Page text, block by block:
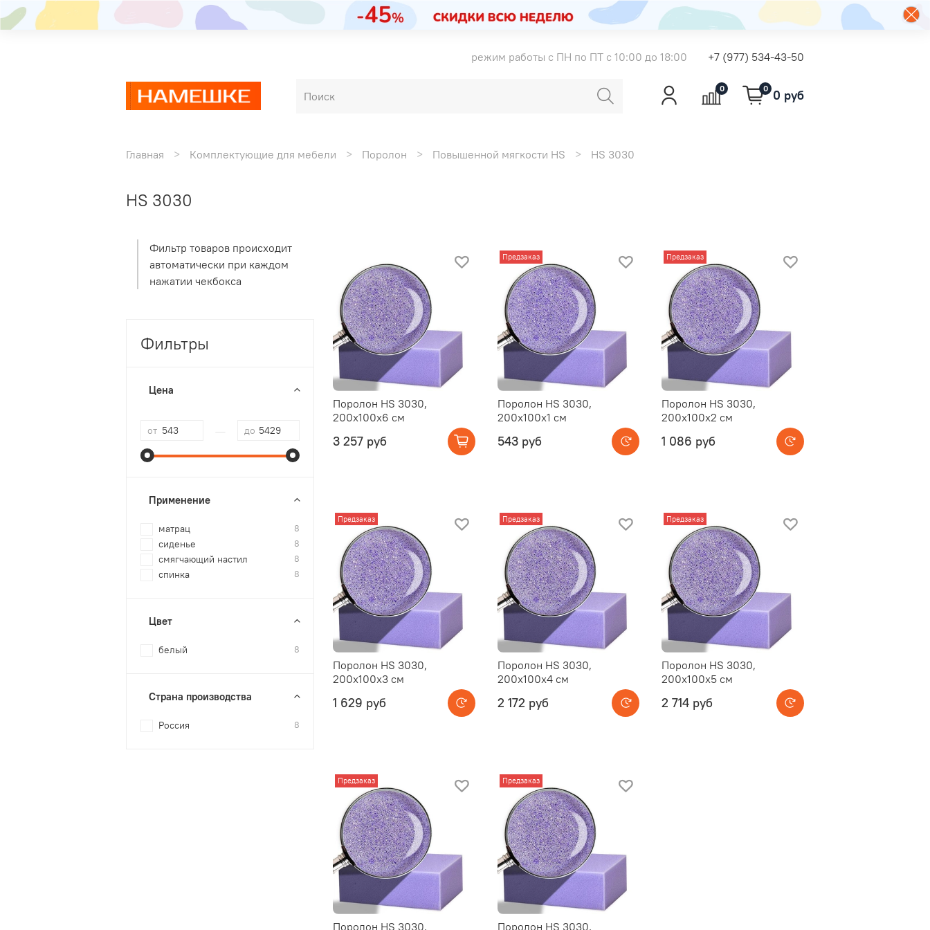
режим работы с ПН по ПТ с 10:00 до 18:00 +7 (977) 534-43-50
0 0 0 руб
Главная Комплектующие для мебели Поролон Повышенной мягкости HS HS 3030
HS 3030
Поролон HS 3030,
200x100x6 см
3 257 руб
Предзаказ
Поролон HS 3030,
200x100x1 см
543 руб
Предзаказ
Поролон HS 3030,
200x100x2 см
1 086 руб
Предзаказ
Поролон HS 3030,
200x100x3 см
1 629 руб
Предзаказ
Поролон HS 3030,
200x100x4 см
2 172 руб
Предзаказ
Поролон HS 3030,
200x100x5 см
2 714 руб
Предзаказ
Поролон HS 3030,
Предзаказ
Поролон HS 3030,
Фильтр товаров происходит
автоматически при каждом
нажатии чекбокса
Фильтры
Цена
от до
Применение
матрац 8
сиденье 8
смягчающий настил 8
спинка 8
Цвет
белый 8
Страна производства
Россия 8